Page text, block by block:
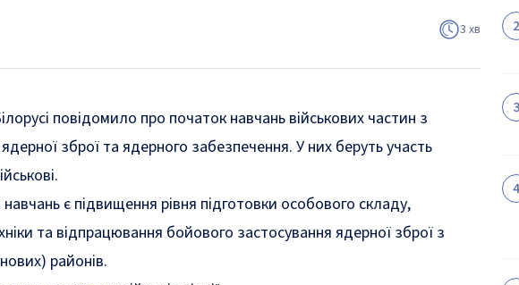
3 хв
повідомило про початок навчань військових частин з
зброї та ядерного забезпечення. У них беруть участь
є підвищення рівня підготовки особового складу,
та відпрацювання бойового застосування ядерної зброї з
районів.